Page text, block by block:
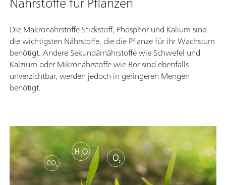
Die Makronährstoffe Stickstoff, Phosphor und Kalium sind
die wichtigsten Nährstoffe, die die Pflanze für ihr Wachstum
benötigt. Andere Sekundärnährstoffe wie Schwefel und
Kalzium oder Mikronährstoffe wie Bor sind ebenfalls
unverzichtbar, werden jedoch in geringeren Mengen
benötigt.